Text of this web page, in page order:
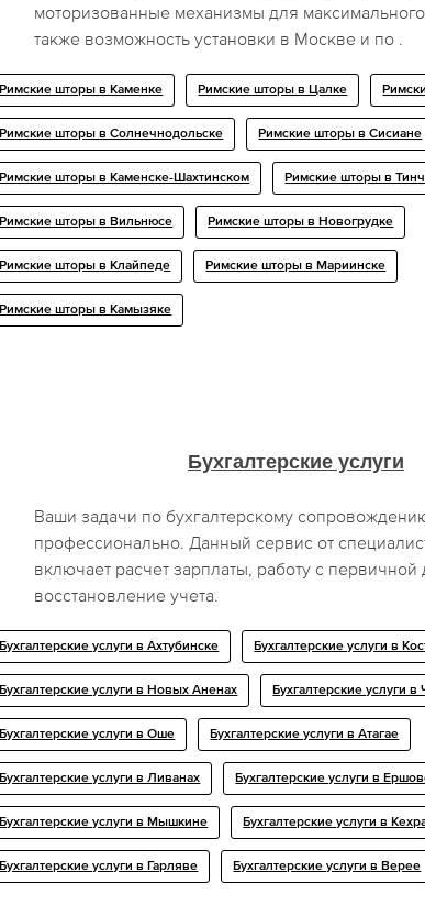
моторизованные механизмы для
также возможность установки в Москве и по .
Римские шторы в Каменке Римские шторы в Цалке
Римские шторы в Солнечнодольске Римские шторы в Сисиане
Римские шторы в Каменске-Шахтинском Римские шторы в
Римские шторы в Вильнюсе Римские шторы в Новогрудке
Римские шторы в Клайпеде Римские шторы в Мариинске
Римские шторы в Камызяке
Бухгалтерские услуги
Ваши задачи по бухгалтерскому
профессионально. Данный сервис от
включает расчет зарплаты, работу с первичной
восстановление учета.
Бухгалтерские услуги в Ахтубинске Бухгалтерские услуги в
Бухгалтерские услуги в Новых Аненах Бухгалтерские услуги в
Бухгалтерские услуги в Оше Бухгалтерские услуги в Атагае
Бухгалтерские услуги в Ливанах Бухгалтерские услуги в
Бухгалтерские услуги в Мышкине Бухгалтерские услуги в
Бухгалтерские услуги в Гарляве Бухгалтерские услуги в Верее